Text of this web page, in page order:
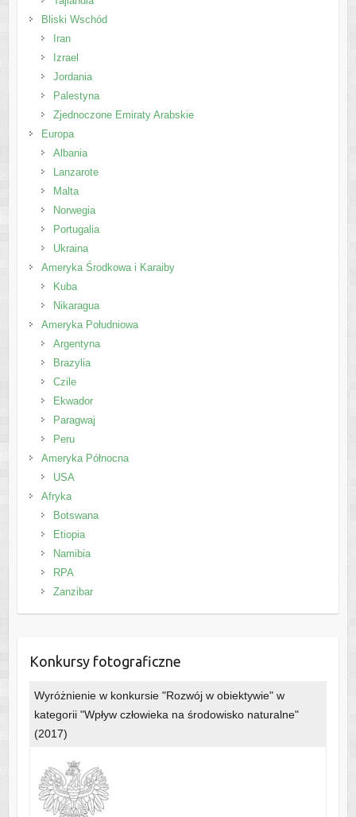
Bliski Wschód
Iran
Izrael
Jordania
Palestyna
Zjednoczone Emiraty Arabskie
Europa
Albania
Lanzarote
Malta
Norwegia
Portugalia
Ukraina
Ameryka Środkowa i Karaiby
Kuba
Nikaragua
Ameryka Południowa
Argentyna
Brazylia
Czile
Ekwador
Paragwaj
Peru
Ameryka Północna
USA
Afryka
Botswana
Etiopia
Namibia
RPA
Zanzibar
Konkursy fotograficzne
Wyróżnienie w konkursie "Rozwój w obiektywie" w
kategorii "Wpływ człowieka na środowisko naturalne"
(2017)